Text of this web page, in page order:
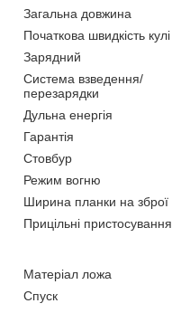
Загальна довжина
Початкова швидкість кулі
Зарядний
Система взведення/
перезарядки
Дульна енергія
Гарантія
Стовбур
Режим вогню
Ширина планки на зброї
Прицільні пристосування
Матеріал ложа
Спуск